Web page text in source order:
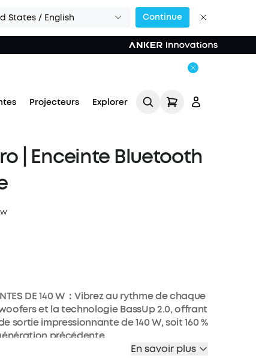
States / English Continue
Projecteurs Explorer
| Enceinte Bluetooth
DE 140 W：Vibrez au rythme de chaque
et la technologie BassUp 2.0, offrant
sortie impressionnante de 140 W, soit 160 %
précédente.
2+2：Les deux woofers de 50 W et les deux
En savoir plus